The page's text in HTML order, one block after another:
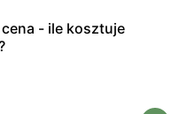
- ile kosztuje